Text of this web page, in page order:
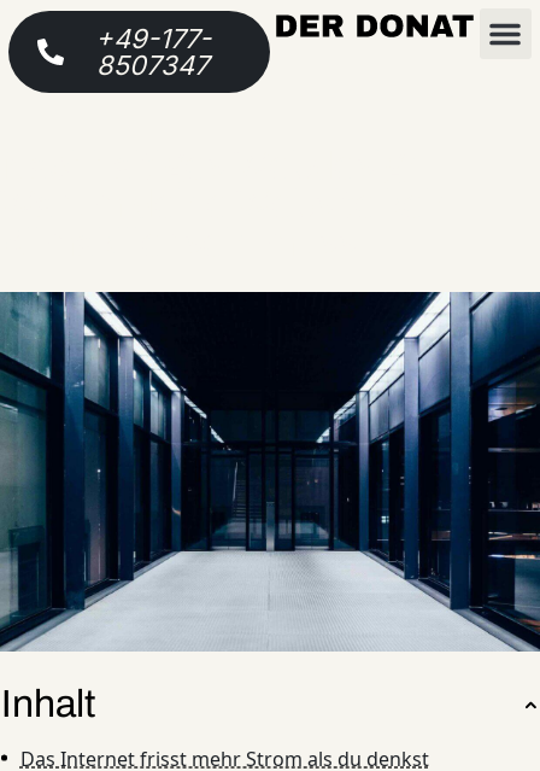
+49-177-
8507347
Inhalt
Das Internet frisst mehr Strom als du denkst